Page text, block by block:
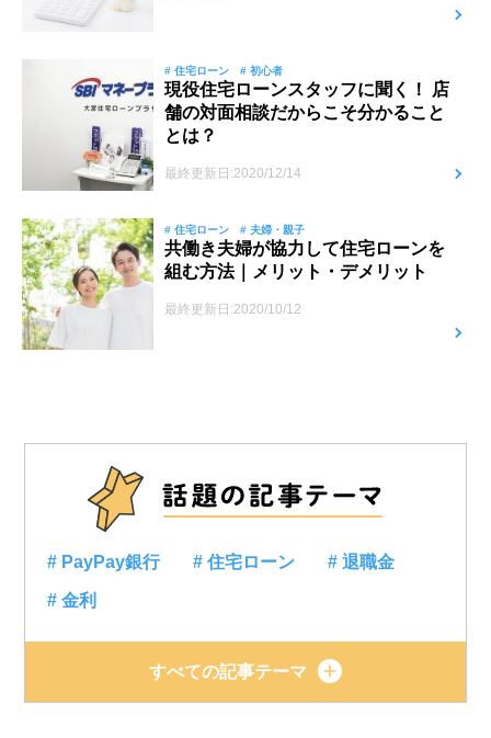
# 住宅ローン # 初心者
現役住宅ローンスタッフに聞く！ 店
舗の対面相談だからこそ分かること
とは？
最終更新日:2020/12/14
# 住宅ローン # 夫婦・親子
共働き夫婦が協力して住宅ローンを
組む方法｜メリット・デメリット
最終更新日:2020/10/12
# PayPay銀行 # 住宅ローン # 退職金
# 金利
すべての記事テーマ